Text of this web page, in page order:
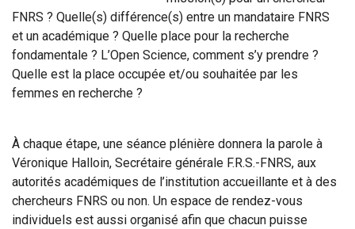
FNRS ? Quelle(s) différence(s) entre un mandataire FNRS
et un académique ? Quelle place pour la recherche
fondamentale ? L’Open Science, comment s’y prendre ?
Quelle est la place occupée et/ou souhaitée par les
femmes en recherche ?
À chaque étape, une séance plénière donnera la parole à
Véronique Halloin, Secrétaire générale F.R.S.-FNRS, aux
autorités académiques de l’institution accueillante et à des
chercheurs FNRS ou non. Un espace de rendez-vous
individuels est aussi organisé afin que chacun puisse